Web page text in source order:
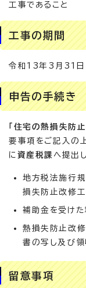
工事であること
工事の期間
令和13年3月31日
申告の手続き
「住宅の熱損失防
要事項をご記入の
に 資産税課 へ提出
地方税法施行
損失防止改修
補助金を受けた
熱損失防止改修
書の写し及び領
留意事項